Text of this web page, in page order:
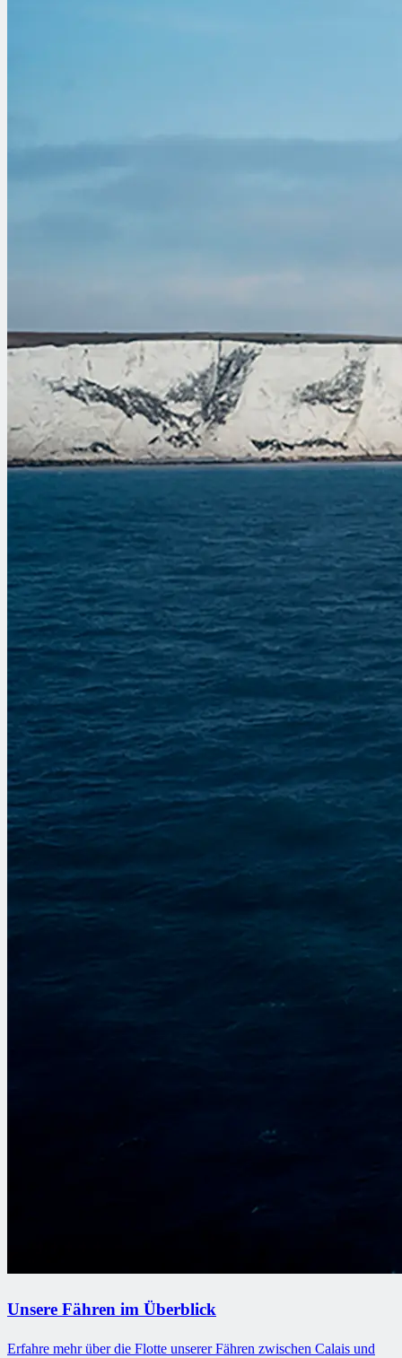
Unsere Fähren im Überblick
Erfahre mehr über die Flotte unserer Fähren zwischen Calais und